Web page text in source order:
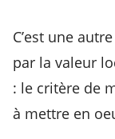
C’est une
par la valeur
: le critère de
à mettre en